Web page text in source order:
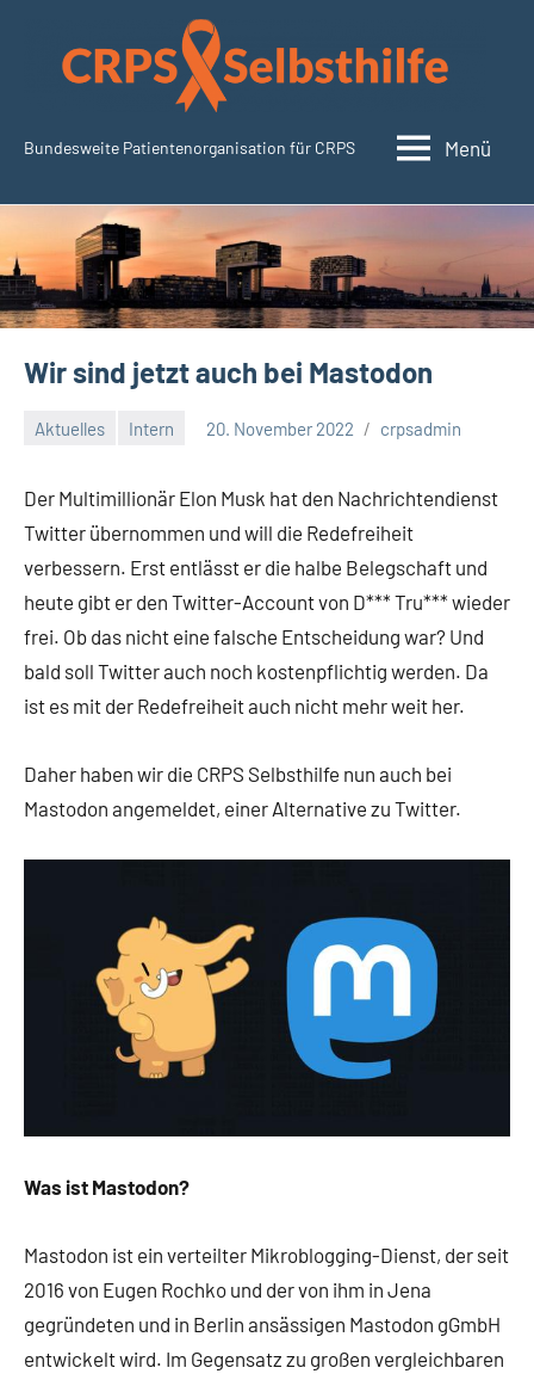
springen
CRPSSelbsthilfe.org
Bundesweite Patientenorganisation für CRPS Menü
Wir sind jetzt auch bei Mastodon
Aktuelles Intern 20. November 2022 crpsadmin
Der Multimillionär Elon Musk hat den Nachrichtendienst
Twitter übernommen und will die Redefreiheit
verbessern. Erst entlässt er die halbe Belegschaft und
heute gibt er den Twitter-Account von D*** Tru*** wieder
frei. Ob das nicht eine falsche Entscheidung war? Und
bald soll Twitter auch noch kostenpflichtig werden. Da
ist es mit der Redefreiheit auch nicht mehr weit her.
Daher haben wir die CRPS Selbsthilfe nun auch bei
Mastodon angemeldet, einer Alternative zu Twitter.
Was ist Mastodon?
Mastodon ist ein verteilter Mikroblogging-Dienst, der seit
2016 von Eugen Rochko und der von ihm in Jena
gegründeten und in Berlin ansässigen Mastodon gGmbH
entwickelt wird. Im Gegensatz zu großen vergleichbaren